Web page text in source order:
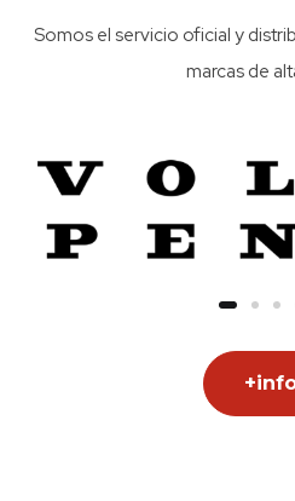
Somos el servicio oficial y
marcas de